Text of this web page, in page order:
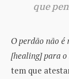
que
O perdão não é
[healing] para o
tem que